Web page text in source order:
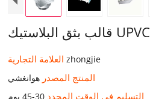
قالب بثق البلاستيك UPVC
العلامة التجاريةzhongjie
المنتج المصدر هوانغشي
التسليم في الوقت المحدد 30-45 يوم